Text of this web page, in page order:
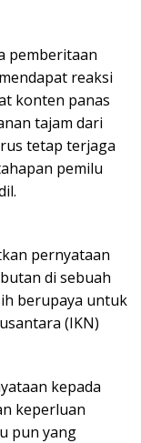
pemberitaan
reaksi
konten panas
tajam dari
tetap terjaga
pemilu
pernyataan
di sebuah
berupaya untuk
(IKN)
kepada
keperluan
pun yang